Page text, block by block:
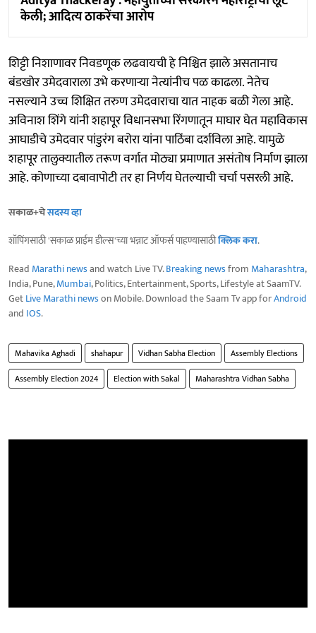
केली; आदित्य ठाकरेंचा आरोप
शिट्टी निशाणावर निवडणूक लढवायची हे निश्चित झाले असतानाच
बंडखोर उमेदवाराला उभे करणाऱ्या नेत्यांनीच पळ काढला. नेतेच
नसल्याने उच्च शिक्षित तरुण उमेदवाराचा यात नाहक बळी गेला आहे.
अविनाश शिंगे यांनी शहापूर विधानसभा रिंगणातून माघार घेत महाविकास
आघाडीचे उमेदवार पांडुरंग बरोरा यांना पाठिंबा दर्शविला आहे. यामुळे
शहापूर तालुक्यातील तरूण वर्गात मोठ्या प्रमाणात असंतोष निर्माण झाला
आहे. कोणाच्या दबावापोटी तर हा निर्णय घेतल्याची चर्चा पसरली आहे.
सकाळ+चेसदस्य व्हा
शॉपिंगसाठी 'सकाळ प्राईम डील्स'च्या भन्नाट ऑफर्स पाहण्यासाठीक्लिक करा.
Read Marathi newsand watch Live TV.Breaking newsfrom Maharashtra,
India, Pune,Mumbai, Politics, Entertainment, Sports, Lifestyle at SaamTV.
GetLive Marathi newson Mobile. Download the Saam Tv app forAndroid
and IOS.
Mahavika Aghadi shahapur Vidhan Sabha Election
Assembly Elections
Assembly Election 2024
Election with Sakal Maharashtra Vidhan Sabha